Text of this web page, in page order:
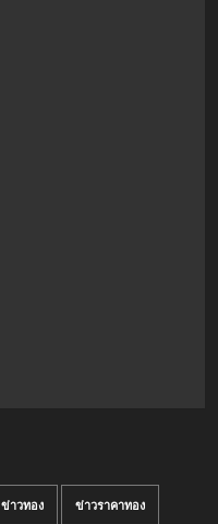
ข่าวทอง ข่าวราคาทอง